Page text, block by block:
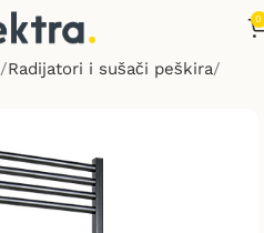
0
Radijatori i sušači peškira